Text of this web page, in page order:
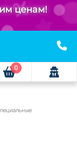
ценам!
0